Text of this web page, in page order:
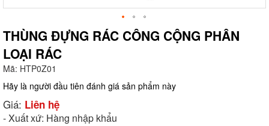
THÙNG ĐỰNG RÁC CÔNG CỘNG PHÂN
LOẠI RÁC
Mã: HTP0Z01
Hãy là người đầu tiên đánh giá sản phẩm này
Giá: Liên hệ
- Xuất xứ: Hàng nhập khẩu